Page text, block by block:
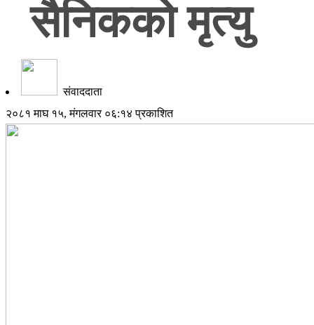
सैनिकको मृत्यु
संवाददाता
२०८१ माघ १५, मंगलवार ०६:१४ प्रकाशित